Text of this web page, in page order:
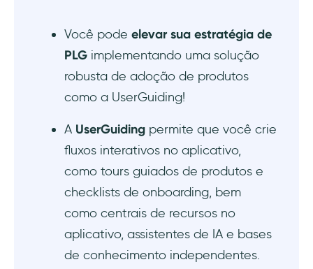
Você pode elevar sua estratégia de
PLG implementando uma solução
robusta de adoção de produtos
como a UserGuiding!
A UserGuiding permite que você crie
fluxos interativos no aplicativo,
como tours guiados de produtos e
checklists de onboarding, bem
como centrais de recursos no
aplicativo, assistentes de IA e bases
de conhecimento independentes.